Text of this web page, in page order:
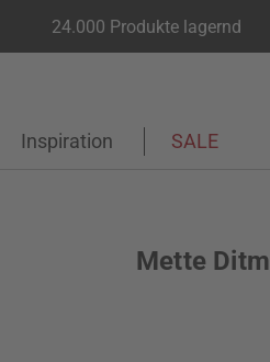
24.000 Produkte lagernd
Inspiration SALE
Mette